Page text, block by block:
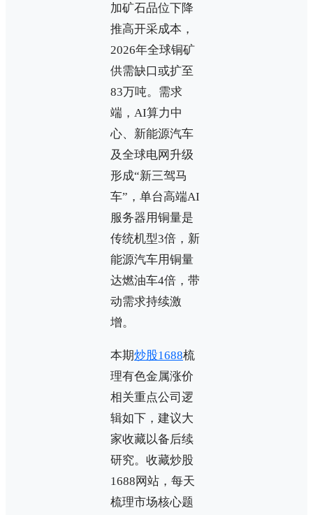
加矿石品位下降
推高开采成本，
2026年全球铜矿
供需缺口或扩至
83万吨。需求
端，AI算力中
心、新能源汽车
及全球电网升级
形成“新三驾马
车”，单台高端AI
服务器用铜量是
传统机型3倍，新
能源汽车用铜量
达燃油车4倍，带
动需求持续激
增。
本期炒股1688梳
理有色金属涨价
相关重点公司逻
辑如下，建议大
家收藏以备后续
研究。收藏炒股
1688网站，每天
梳理市场核心题